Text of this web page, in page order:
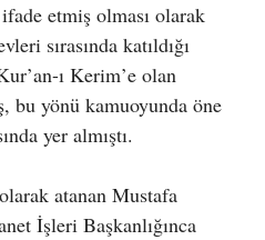
etmiş olması olarak
sırasında katıldığı
ı Kerim’e olan
bu yönü kamuoyunda öne
yer almıştı.
atanan Mustafa
İşleri Başkanlığınca